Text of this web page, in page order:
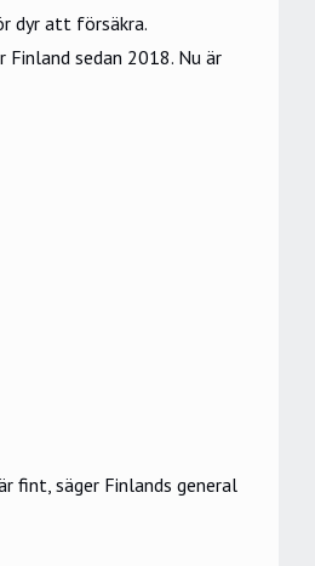
dyr att försäkra.
sedan 2018. Nu är
fint, säger Finlands general